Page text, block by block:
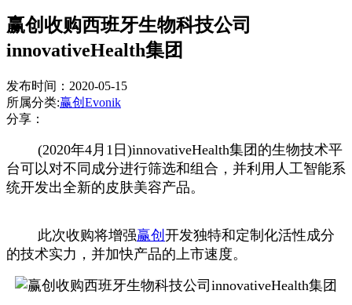
赢创收购西班牙生物科技公司
innovativeHealth集团
发布时间：2020-05-15
所属分类:赢创Evonik
分享：
(2020年4月1日)innovativeHealth集团的生物技术平
台可以对不同成分进行筛选和组合，并利用人工智能系
统开发出全新的皮肤美容产品。
此次收购将增强赢创 开发独特和定制化活性成分
的技术实力，并加快产品的上市速度。